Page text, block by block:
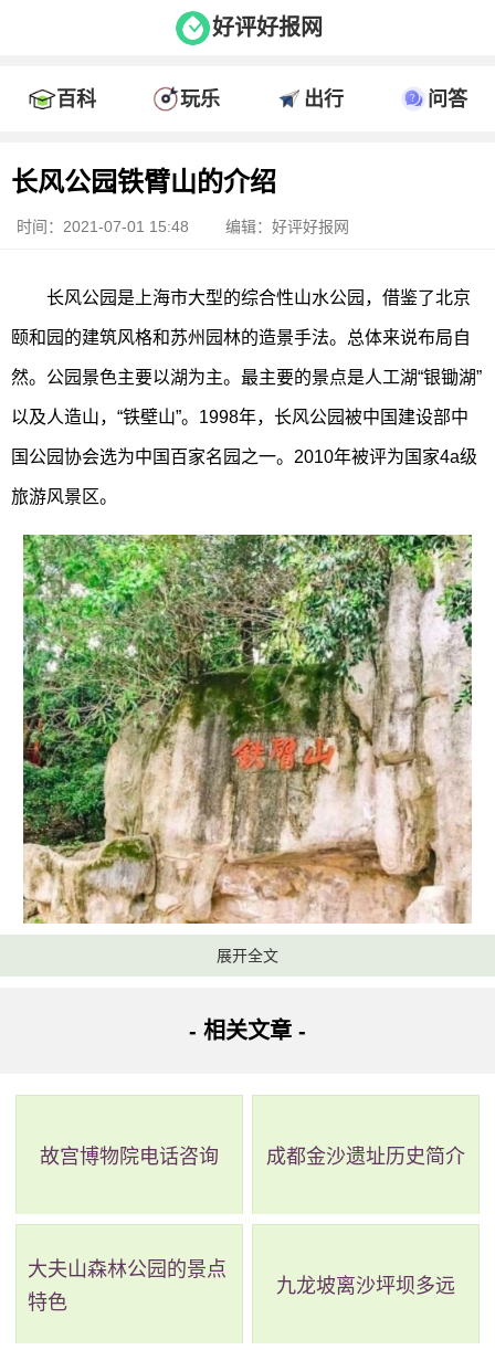
好评好报网
百科 玩乐 出行 问答
长风公园铁臂山的介绍
时间：2021-07-01 15:48 编辑：好评好报网
长风公园是上海市大型的综合性山水公园，借鉴了北京
颐和园的建筑风格和苏州园林的造景手法。总体来说布局自
然。公园景色主要以湖为主。最主要的景点是人工湖“银锄湖”
以及人造山，“铁壁山”。1998年，长风公园被中国建设部中
国公园协会选为中国百家名园之一。2010年被评为国家4a级
旅游风景区。
公园的主要景点，铁壁山位于长风公园北部，占地大约
园中人造山最高的一座。主峰周围分布着高低不等的次峰，
之中有各种颜色的睡莲。东西坡各有一个朱婷，西面的亭子
叫探岳，东面的亭子叫听泉。在主峰的顶上有一个将近20平
方米的石台。登上10台能看见整个公园的景色。在东南的赤
峰顶上也有小平台。台上有石桌石凳走累了可以在这里休
展开全文
- 相关文章 -
故宫博物院电话咨询 成都金沙遗址历史简介
大夫山森林公园的景点
特色
九龙坡离沙坪坝多远